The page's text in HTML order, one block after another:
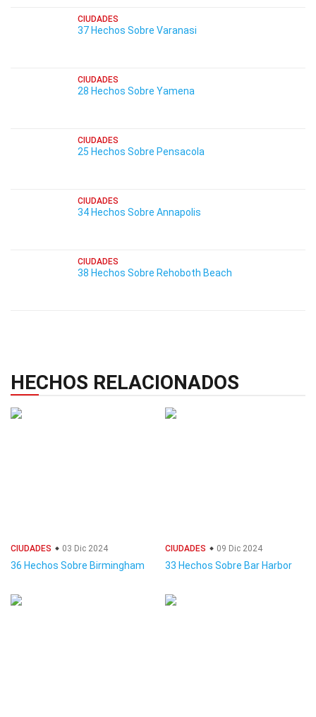
CIUDADES
37 Hechos Sobre Varanasi
CIUDADES
28 Hechos Sobre Yamena
CIUDADES
25 Hechos Sobre Pensacola
CIUDADES
34 Hechos Sobre Annapolis
CIUDADES
38 Hechos Sobre Rehoboth Beach
HECHOS RELACIONADOS
CIUDADES 03 Dic 2024
36 Hechos Sobre Birmingham
CIUDADES 09 Dic 2024
33 Hechos Sobre Bar Harbor